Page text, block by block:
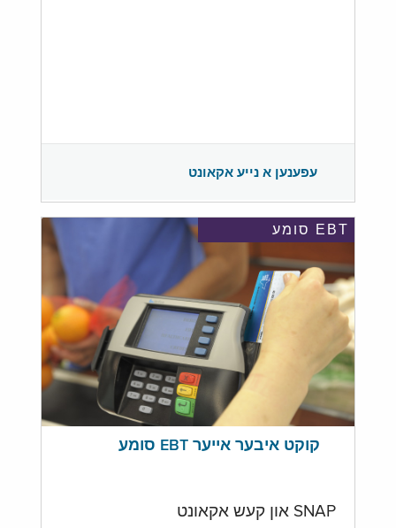
עפענען א נייע אקאונט
EBT סומע
קוקט איבער אייער EBT סומע
SNAP און קעש אקאונט